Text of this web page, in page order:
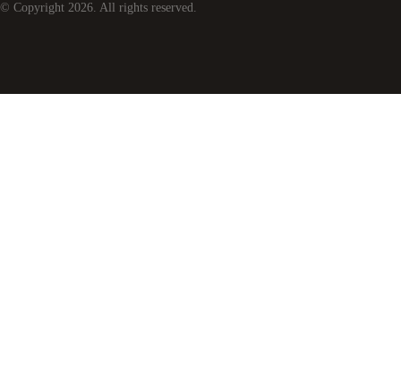
© Copyright 2026. All rights reserved.